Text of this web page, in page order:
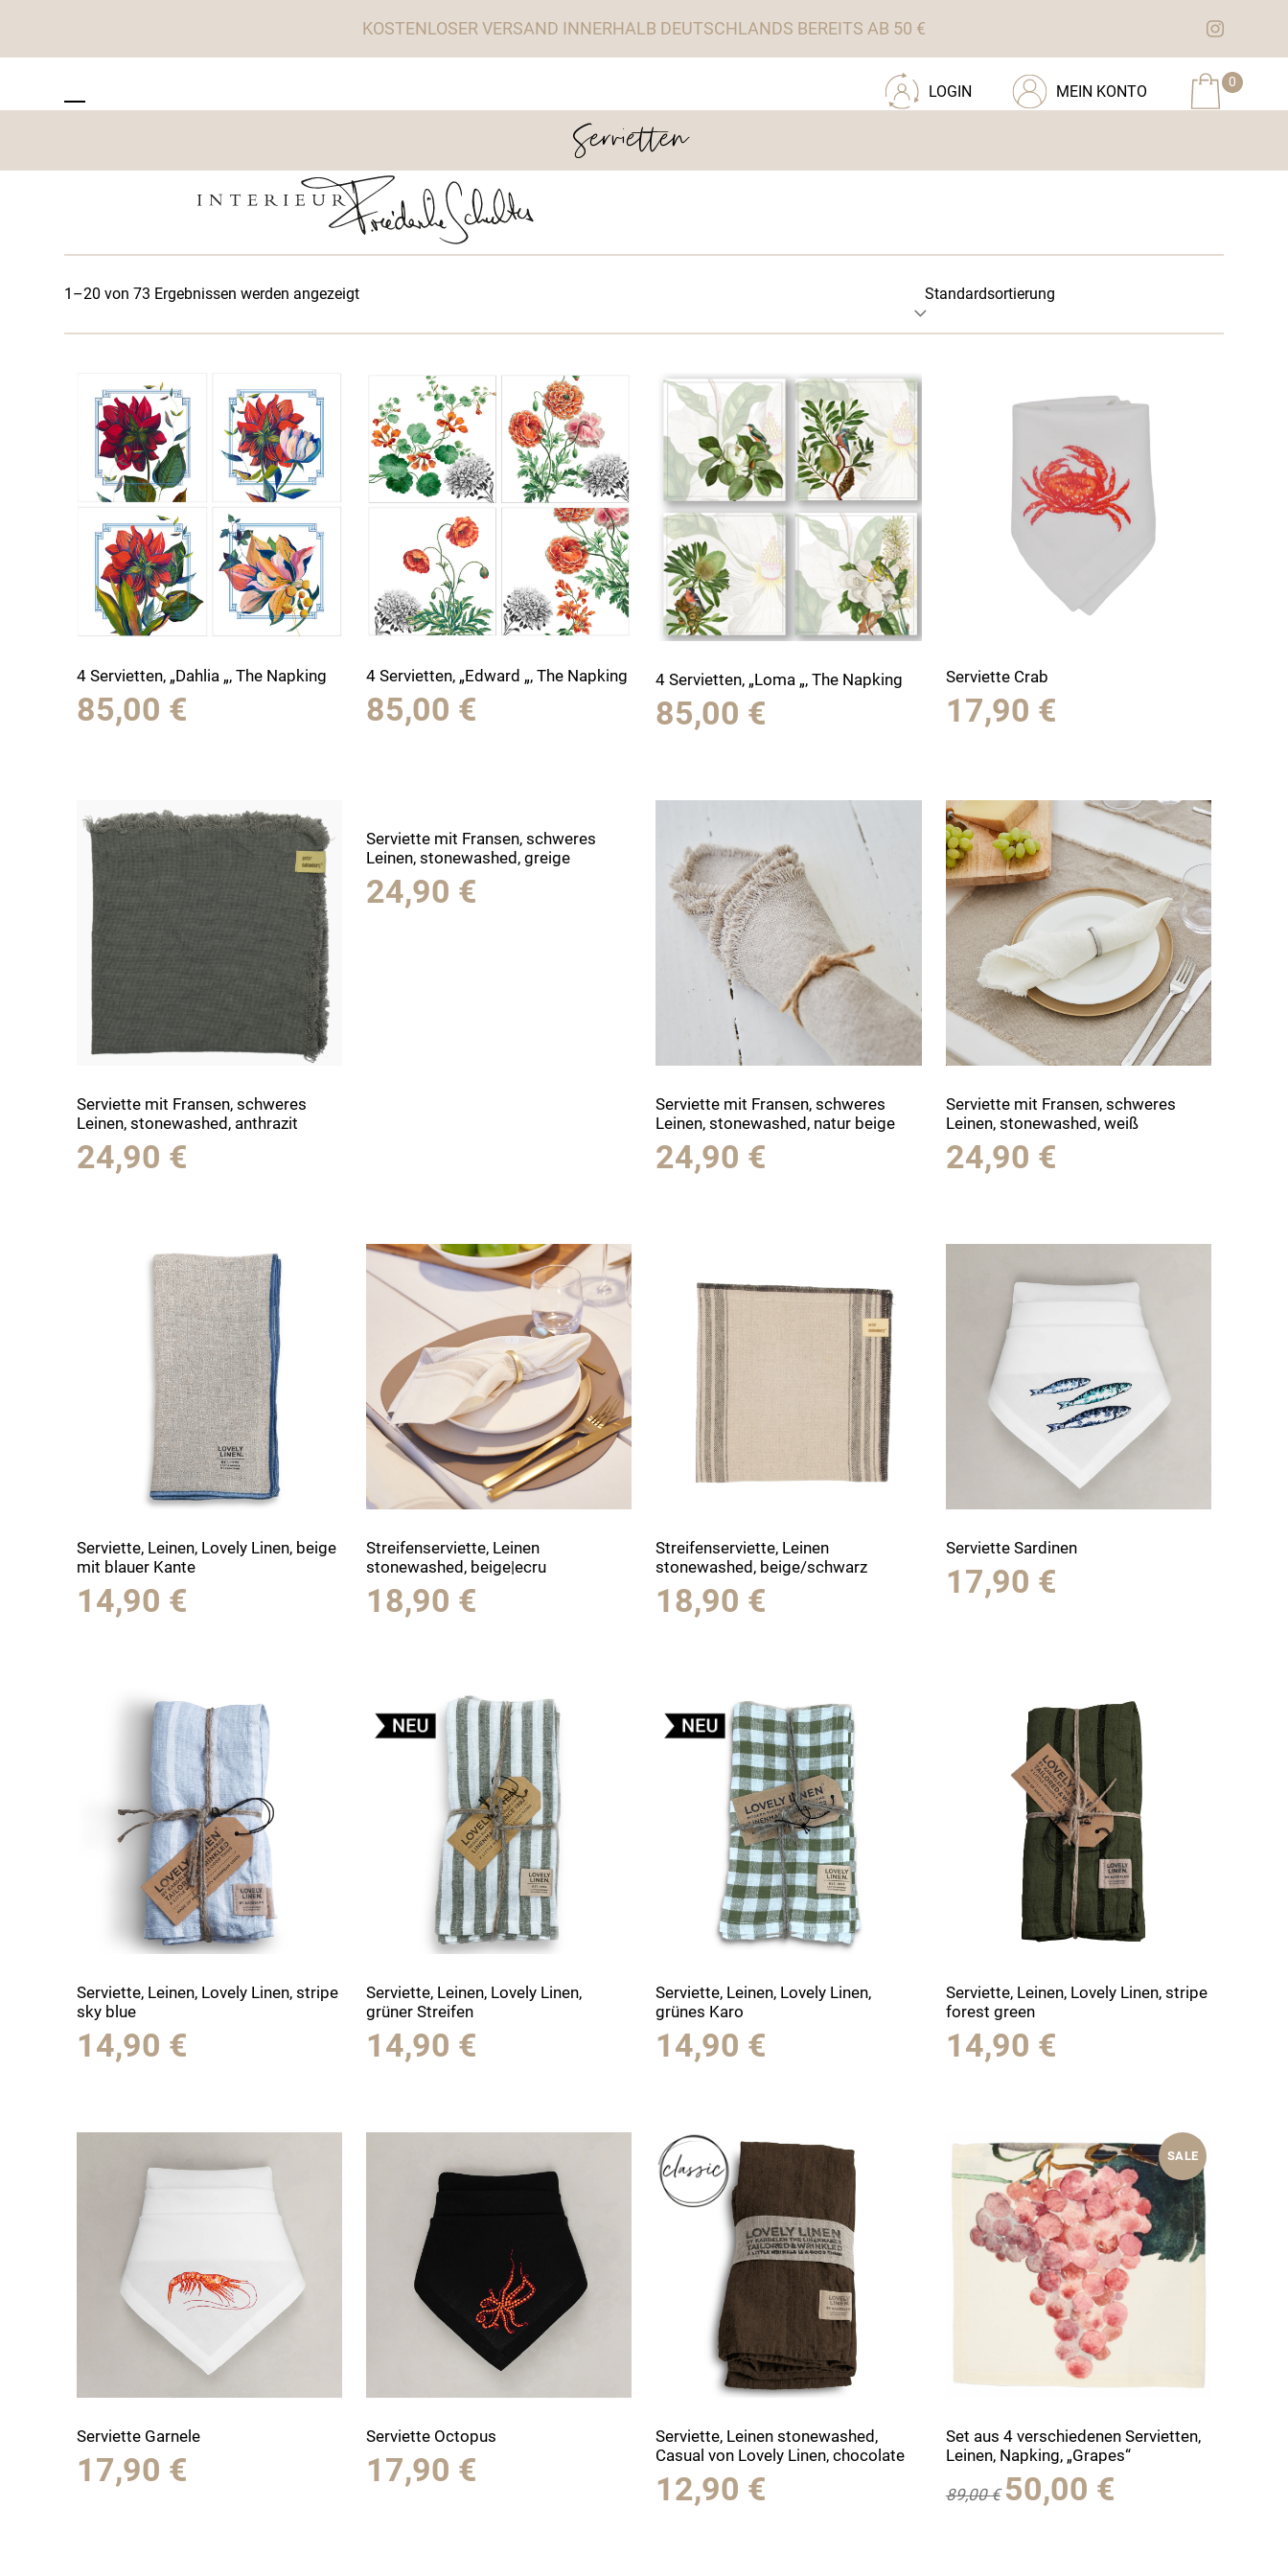
content
KOSTENLOSER VERSAND INNERHALB DEUTSCHLANDS BEREITS AB 50 €
0
MEIN KONTO
LOGIN
Servietten
1–20 von 73 Ergebnissen werden angezeigt
4 Servietten, „Dahlia „, The Napking
85,00 €
4 Servietten, „Edward „, The Napking
85,00 €
4 Servietten, „Loma „, The Napking
85,00 €
Serviette Crab
17,90 €
Serviette mit Fransen, schweres
Leinen, stonewashed, anthrazit
24,90 €
Serviette mit Fransen, schweres
Leinen, stonewashed, greige
24,90 €
Serviette mit Fransen, schweres
Leinen, stonewashed, natur beige
24,90 €
Serviette mit Fransen, schweres
Leinen, stonewashed, weiß
24,90 €
Serviette, Leinen, Lovely Linen, beige
mit blauer Kante
14,90 €
Streifenserviette, Leinen
stonewashed, beige|ecru
18,90 €
Streifenserviette, Leinen
stonewashed, beige/schwarz
18,90 €
Serviette Sardinen
17,90 €
Serviette, Leinen, Lovely Linen, stripe
sky blue
14,90 €
Serviette, Leinen, Lovely Linen,
grüner Streifen
14,90 €
Serviette, Leinen, Lovely Linen,
grünes Karo
14,90 €
Serviette, Leinen, Lovely Linen, stripe
forest green
14,90 €
Serviette Garnele
17,90 €
Serviette Octopus
17,90 €
Serviette, Leinen stonewashed,
Casual von Lovely Linen, chocolate
12,90 €
SALE
Set aus 4 verschiedenen Servietten,
Leinen, Napking, „Grapes“
89,00€
Ursprünglicher
Preis
50,00 €